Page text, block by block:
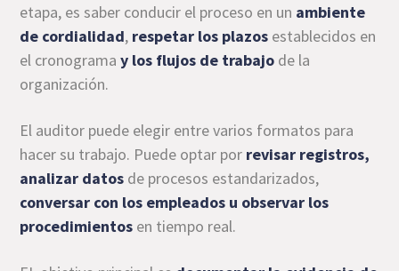
etapa, es saber conducir el proceso en un ambiente
de cordialidad, respetar los plazos establecidos en
el cronogramay los flujos de trabajo de la
organización.
El auditor puede elegir entre varios formatos para
hacer su trabajo. Puede optar por revisar registros,
analizar datos de procesos estandarizados,
conversar con los empleados u observar los
procedimientos en tiempo real.